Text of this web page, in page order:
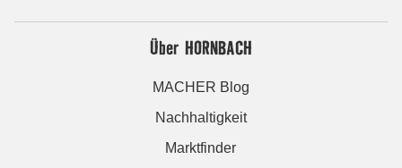
Über HORNBACH
MACHER Blog
Nachhaltigkeit
Marktfinder